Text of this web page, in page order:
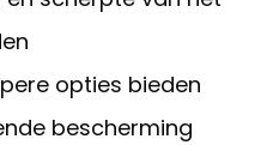
opties bieden
bescherming